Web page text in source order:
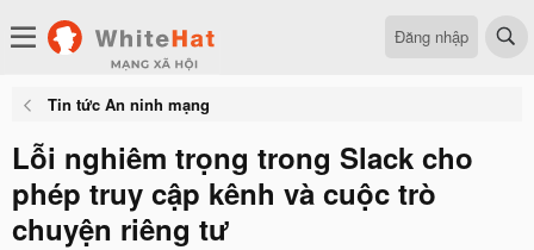
Đăng nhập
Tin tức An ninh mạng
Lỗi nghiêm trọng trong Slack cho
phép truy cập kênh và cuộc trò
chuyện riêng tư